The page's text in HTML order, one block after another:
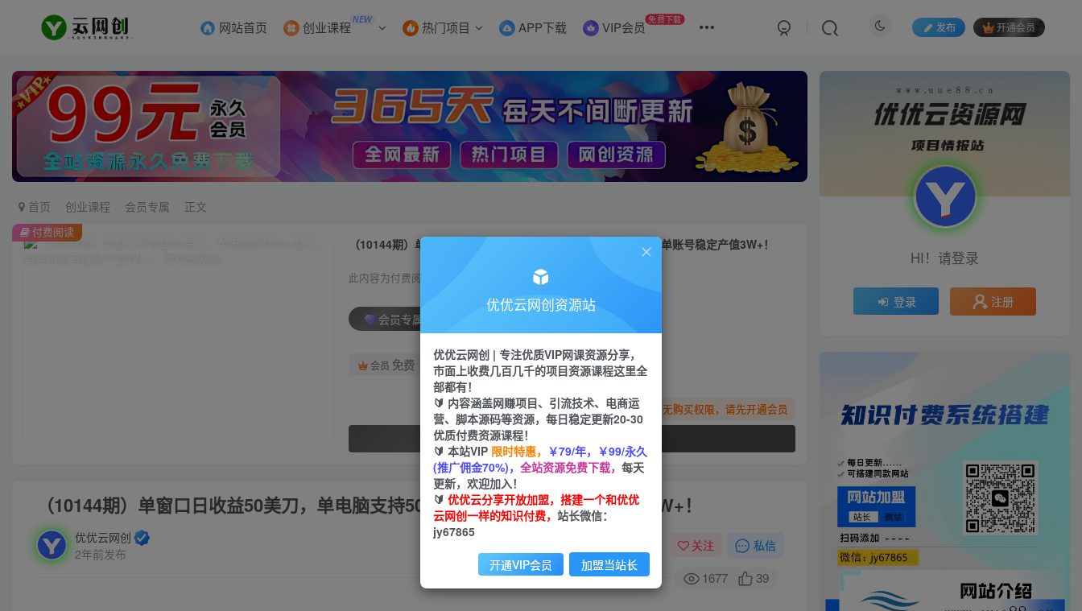
网站首页 创业课程 NEW 热门项目 APP下载 VIP会员 免费下载
发布 开通会员
首页 创业课程 会员专属 正文
（10144期）单窗口日收益50美刀，单电脑支持50+窗口，每月单账号稳定产值3W+！
此内容为付费阅读，请付费后查看
会员专属资源
会员 免费
您暂无购买权限，请先开通会员
付费阅读
（10144期）单窗口日收益50美刀，单电脑支持50+窗口，每月单账号稳定产值3W+！
优优云网创
2年前发布
关注 私信
1677 39
HI！请登录
登录 注册
优优云网创资源站
优优云网创 | 专注优质VIP网课资源分享，
市面上收费几百几千的项目资源课程这里全
部都有！
🔰 内容涵盖网赚项目、引流技术、电商运
营、脚本源码等资源，每日稳定更新20-30
优质付费资源课程！
🔰 本站VIP 限时特惠， ￥79/年，￥99/永久
(推广佣金70%)， 全站资源免费下载， 每天
更新，欢迎加入！
🔰 优优云分享开放加盟，搭建一个和优优
云网创一样的知识付费， 站长微信：
jy67865
开通VIP会员 加盟当站长